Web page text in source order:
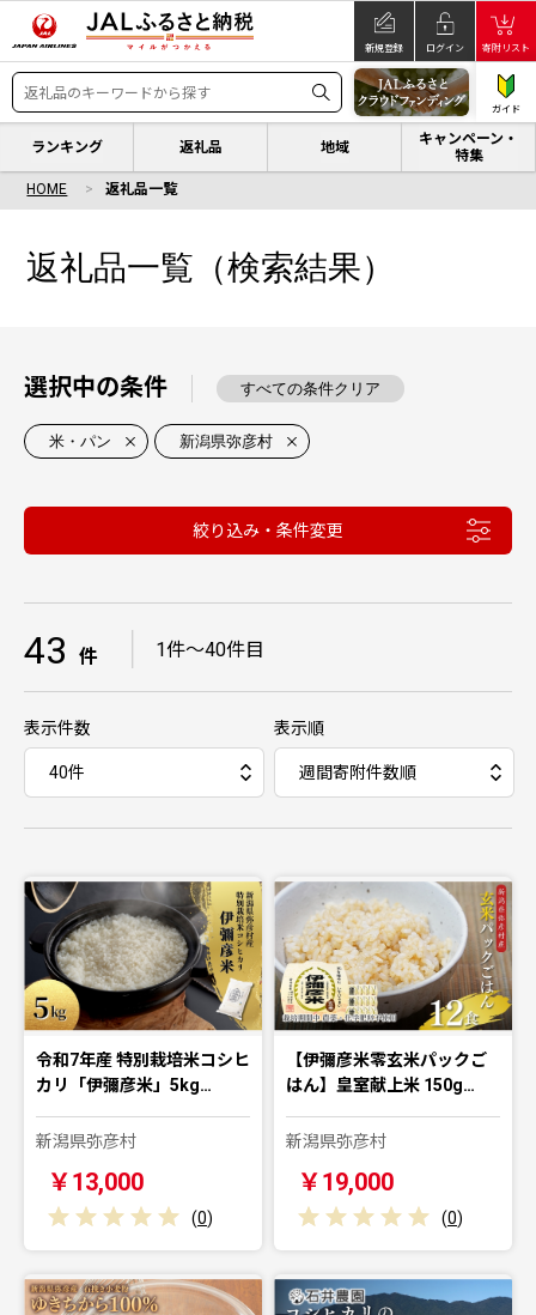
新規登録 ログイン 寄附リスト
ガイド
ランキング 返礼品 地域
キャンペーン・
特集
HOME 返礼品一覧
返礼品一覧（検索結果）
選択中の条件 すべての条件クリア
米・パン 新潟県弥彦村
絞り込み・条件変更
43 件 1件〜40件目
表示件数 表示順
令和7年産 特別栽培米コシヒ
カリ「伊彌彦米」5kg…
新潟県弥彦村
￥13,000
(0)
【伊彌彦米零玄米パックご
はん】皇室献上米 150g…
新潟県弥彦村
￥19,000
(0)